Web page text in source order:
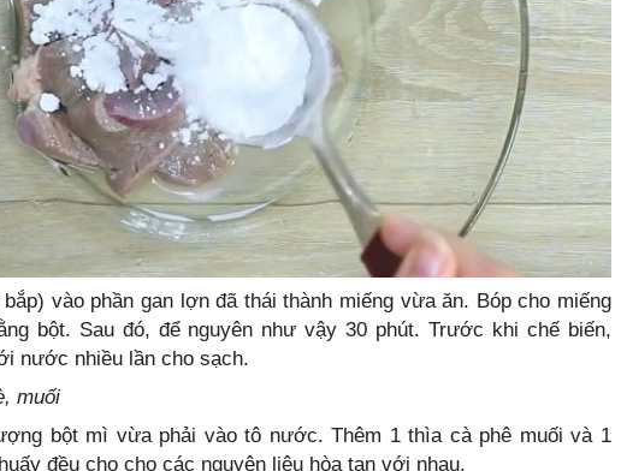
vào phần gan lợn đã thái thành miếng vừa ăn. Bóp cho miếng
bột. Sau đó, để nguyên như vậy 30 phút. Trước khi chế biến,
nước nhiều lần cho sạch.
muối
bột mì vừa phải vào tô nước. Thêm 1 thìa cà phê muối và 1
đều cho cho các nguyên liệu hòa tan với nhau.